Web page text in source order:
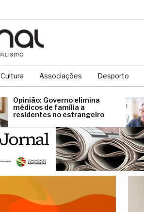
Cultura Associações Desporto
Opinião: Governo elimina
médicos de família a
residentes no estrangeiro